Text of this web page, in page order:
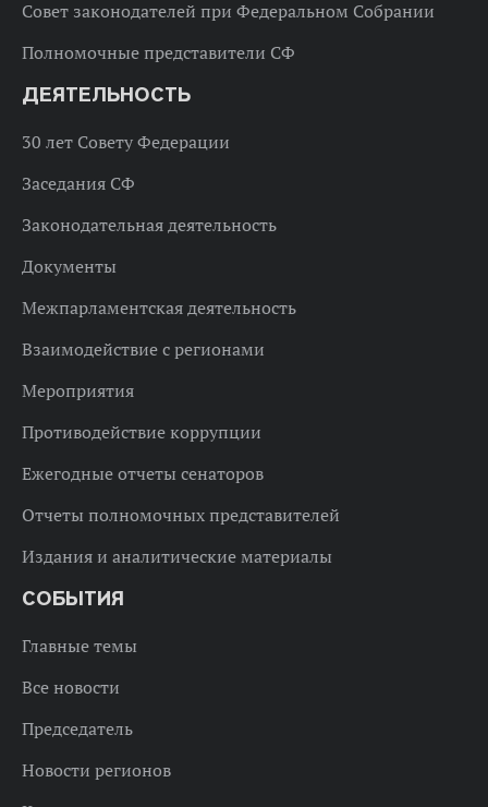
Совет законодателей при Федеральном Собрании
Полномочные представители СФ
ДЕЯТЕЛЬНОСТЬ
30 лет Совету Федерации
Заседания СФ
Законодательная деятельность
Документы
Межпарламентская деятельность
Взаимодействие с регионами
Мероприятия
Противодействие коррупции
Ежегодные отчеты сенаторов
Отчеты полномочных представителей
Издания и аналитические материалы
СОБЫТИЯ
Главные темы
Все новости
Председатель
Новости регионов